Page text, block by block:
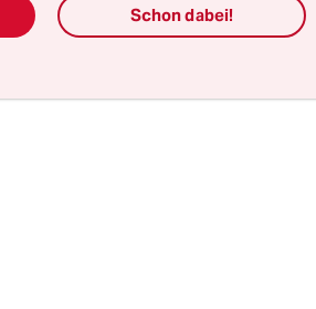
Schon dabei!